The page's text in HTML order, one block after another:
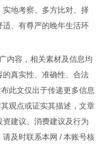
地考察、多方比对、择
、有尊严的晚年生活环
容，相关素材及信息均
真实性、准确性、合法
此文仅出于传递更多信息
观点或证实其描述，文章
建议、消费建议及行为
及时联系本网 / 本账号核